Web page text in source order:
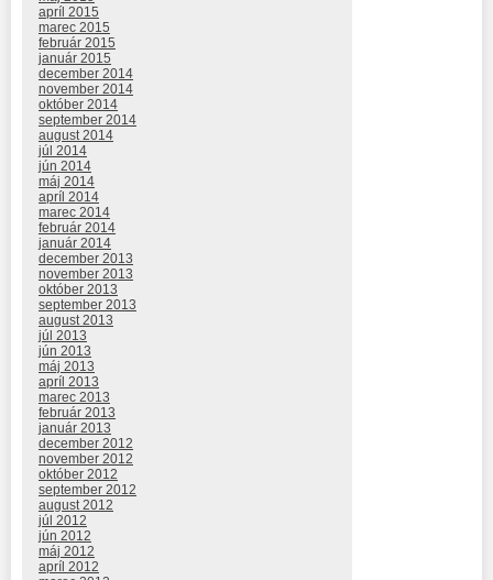
apríl 2015
marec 2015
február 2015
január 2015
december 2014
november 2014
október 2014
september 2014
august 2014
júl 2014
jún 2014
máj 2014
apríl 2014
marec 2014
február 2014
január 2014
december 2013
november 2013
október 2013
september 2013
august 2013
júl 2013
jún 2013
máj 2013
apríl 2013
marec 2013
február 2013
január 2013
december 2012
november 2012
október 2012
september 2012
august 2012
júl 2012
jún 2012
máj 2012
apríl 2012